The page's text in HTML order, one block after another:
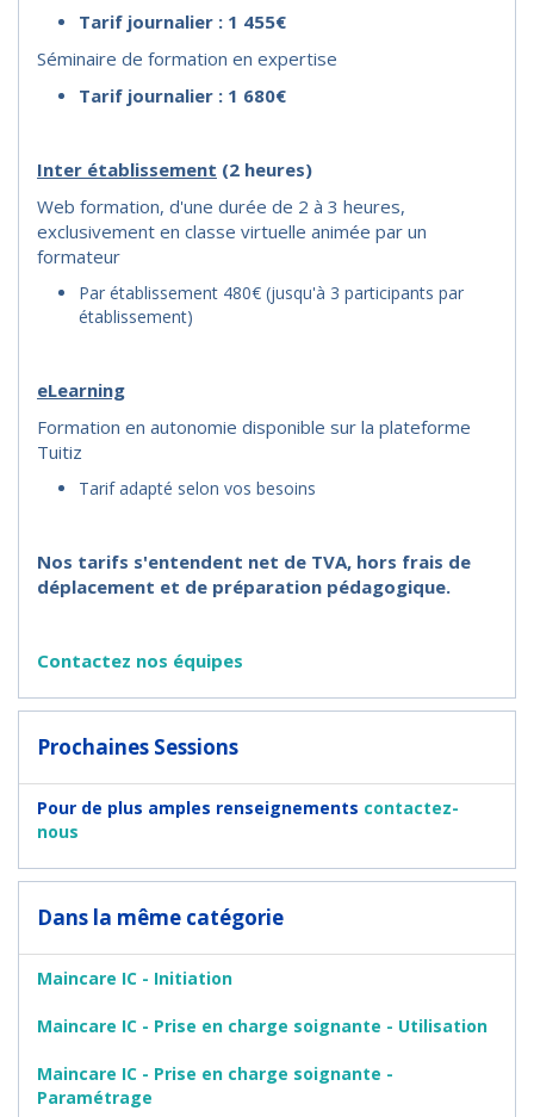
Tarif journalier : 1 455€
Séminaire de formation en expertise
Tarif journalier : 1 680€
Inter établissement (2 heures)
Web formation, d'une durée de 2 à 3 heures,
exclusivement en classe virtuelle animée par un
formateur
Par établissement 480€ (jusqu'à 3 participants par
établissement)
eLearning
Formation en autonomie disponible sur la plateforme
Tuitiz
Tarif adapté selon vos besoins
Nos tarifs s'entendent net de TVA, hors frais de
déplacement et de préparation pédagogique.
Contactez nos équipes
Prochaines Sessions
Pour de plus amples renseignements contactez-
nous
Dans la même catégorie
Maincare IC - Initiation
Maincare IC - Prise en charge soignante - Utilisation
Maincare IC - Prise en charge soignante -
Paramétrage